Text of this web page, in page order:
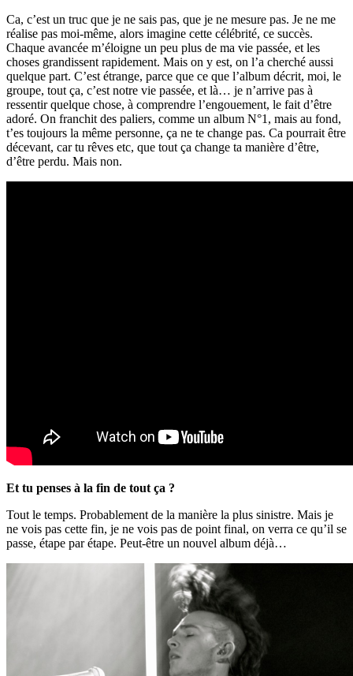
Ca, c’est un truc que je ne sais pas, que je ne mesure pas. Je ne me
réalise pas moi-même, alors imagine cette célébrité, ce succès.
Chaque avancée m’éloigne un peu plus de ma vie passée, et les
choses grandissent rapidement. Mais on y est, on l’a cherché aussi
quelque part. C’est étrange, parce que ce que l’album décrit, moi, le
groupe, tout ça, c’est notre vie passée, et là… je n’arrive pas à
ressentir quelque chose, à comprendre l’engouement, le fait d’être
adoré. On franchit des paliers, comme un album N°1, mais au fond,
t’es toujours la même personne, ça ne te change pas. Ca pourrait être
décevant, car tu rêves etc, que tout ça change ta manière d’être,
d’être perdu. Mais non.
Et tu penses à la fin de tout ça ?
Tout le temps. Probablement de la manière la plus sinistre. Mais je
ne vois pas cette fin, je ne vois pas de point final, on verra ce qu’il se
passe, étape par étape. Peut-être un nouvel album déjà…